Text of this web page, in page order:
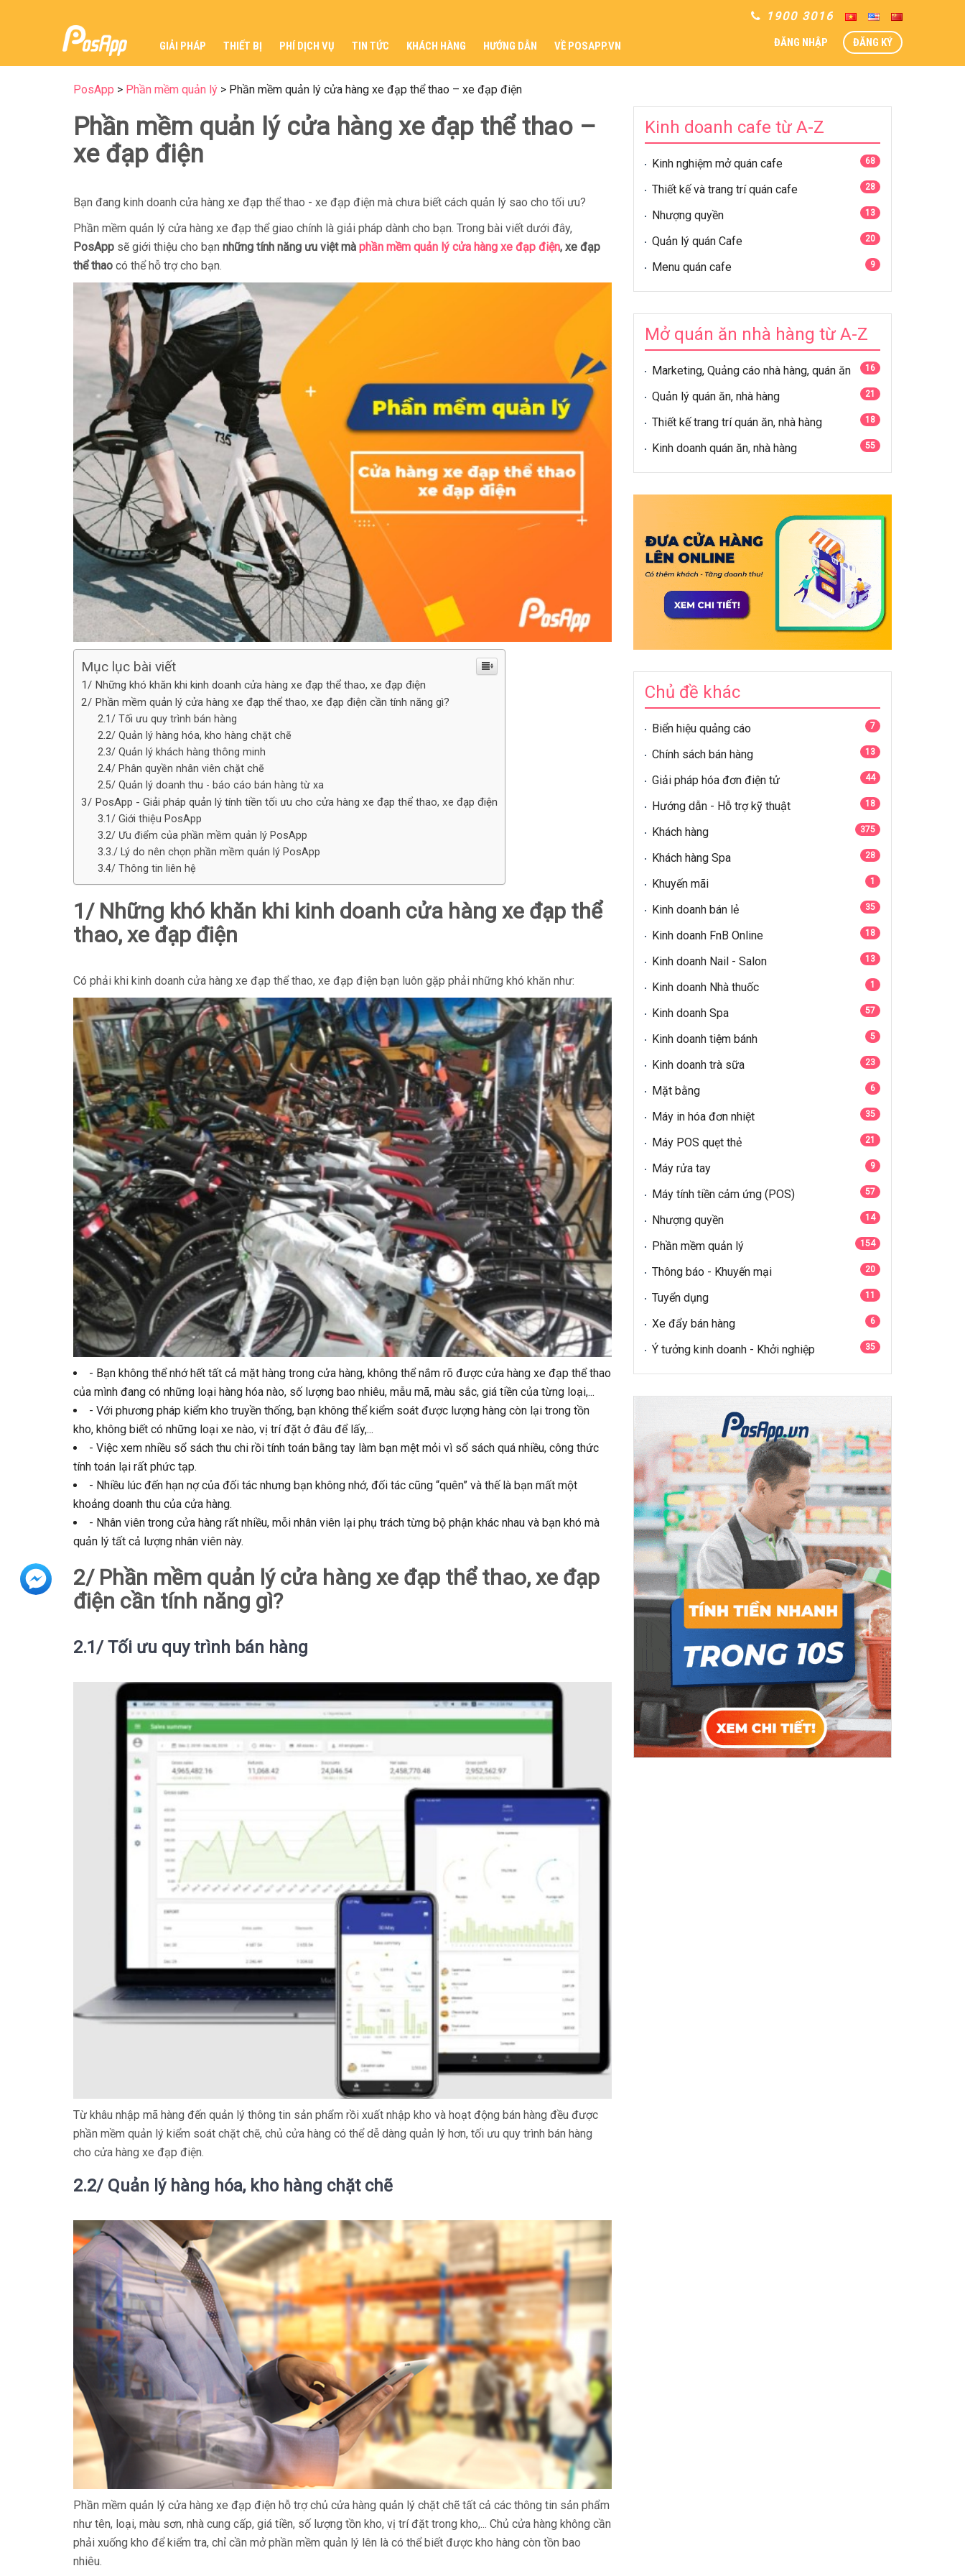
1900 3016
GIẢI PHÁP THIẾT BỊ PHÍ DỊCH VỤ TIN TỨC KHÁCH HÀNG HƯỚNG DẪN VỀ POSAPP.VN ĐĂNG NHẬP ĐĂNG KÝ
PosApp > Phần mềm quản lý > Phần mềm quản lý cửa hàng xe đạp thể thao – xe đạp điện
Phần mềm quản lý cửa hàng xe đạp thể thao –
xe đạp điện
Bạn đang kinh doanh cửa hàng xe đạp thể thao - xe đạp điện mà chưa biết cách quản lý sao cho tối ưu?
Phần mềm quản lý cửa hàng xe đạp thể giao chính là giải pháp dành cho bạn. Trong bài viết dưới đây,
PosApp sẽ giới thiệu cho bạn những tính năng ưu việt mà phần mềm quản lý cửa hàng xe đạp điện, xe đạp
thể thao có thể hỗ trợ cho bạn.
Mục lục bài viết
1/ Những khó khăn khi kinh doanh cửa hàng xe đạp thể thao, xe đạp điện
2/ Phần mềm quản lý cửa hàng xe đạp thể thao, xe đạp điện cần tính năng gì?
2.1/ Tối ưu quy trình bán hàng
2.2/ Quản lý hàng hóa, kho hàng chặt chẽ
2.3/ Quản lý khách hàng thông minh
2.4/ Phân quyền nhân viên chặt chẽ
2.5/ Quản lý doanh thu - báo cáo bán hàng từ xa
3/ PosApp - Giải pháp quản lý tính tiền tối ưu cho cửa hàng xe đạp thể thao, xe đạp điện
3.1/ Giới thiệu PosApp
3.2/ Ưu điểm của phần mềm quản lý PosApp
3.3./ Lý do nên chọn phần mềm quản lý PosApp
3.4/ Thông tin liên hệ
1/ Những khó khăn khi kinh doanh cửa hàng xe đạp thể
thao, xe đạp điện
Có phải khi kinh doanh cửa hàng xe đạp thể thao, xe đạp điện bạn luôn gặp phải những khó khăn như:
- Bạn không thể nhớ hết tất cả mặt hàng trong cửa hàng, không thể nắm rõ được cửa hàng xe đạp thể thao
của mình đang có những loại hàng hóa nào, số lượng bao nhiêu, mẫu mã, màu sắc, giá tiền của từng loại,...
- Với phương pháp kiểm kho truyền thống, bạn không thể kiểm soát được lượng hàng còn lại trong tồn
kho, không biết có những loại xe nào, vị trí đặt ở đâu để lấy,...
- Việc xem nhiều sổ sách thu chi rồi tính toán bằng tay làm bạn mệt mỏi vì sổ sách quá nhiều, công thức
tính toán lại rất phức tạp.
- Nhiều lúc đến hạn nợ của đối tác nhưng bạn không nhớ, đối tác cũng “quên” và thế là bạn mất một
khoảng doanh thu của cửa hàng.
- Nhân viên trong cửa hàng rất nhiều, mỗi nhân viên lại phụ trách từng bộ phận khác nhau và bạn khó mà
quản lý tất cả lượng nhân viên này.
2/ Phần mềm quản lý cửa hàng xe đạp thể thao, xe đạp
điện cần tính năng gì?
2.1/ Tối ưu quy trình bán hàng
Từ khâu nhập mã hàng đến quản lý thông tin sản phẩm rồi xuất nhập kho và hoạt động bán hàng đều được
phần mềm quản lý kiểm soát chặt chẽ, chủ cửa hàng có thể dễ dàng quản lý hơn, tối ưu quy trình bán hàng
cho cửa hàng xe đạp điện.
2.2/ Quản lý hàng hóa, kho hàng chặt chẽ
Phần mềm quản lý cửa hàng xe đạp điện hỗ trợ chủ cửa hàng quản lý chặt chẽ tất cả các thông tin sản phẩm
như tên, loại, màu sơn, nhà cung cấp, giá tiền, số lượng tồn kho, vị trí đặt trong kho,... Chủ cửa hàng không cần
phải xuống kho để kiểm tra, chỉ cần mở phần mềm quản lý lên là có thể biết được kho hàng còn tồn bao
nhiêu.
Kinh doanh cafe từ A-Z
Kinh nghiệm mở quán cafe 68
Thiết kế và trang trí quán cafe 28
Nhượng quyền 13
Quản lý quán Cafe 20
Menu quán cafe 9
Mở quán ăn nhà hàng từ A-Z
Marketing, Quảng cáo nhà hàng, quán ăn 16
Quản lý quán ăn, nhà hàng 21
Thiết kế trang trí quán ăn, nhà hàng 18
Kinh doanh quán ăn, nhà hàng 55
Chủ đề khác
Biển hiệu quảng cáo 7
Chính sách bán hàng 13
Giải pháp hóa đơn điện tử 44
Hướng dẫn - Hỗ trợ kỹ thuật 18
Khách hàng 375
Khách hàng Spa 28
Khuyến mãi 1
Kinh doanh bán lẻ 35
Kinh doanh FnB Online 18
Kinh doanh Nail - Salon 13
Kinh doanh Nhà thuốc 1
Kinh doanh Spa 57
Kinh doanh tiệm bánh 5
Kinh doanh trà sữa 23
Mặt bằng 6
Máy in hóa đơn nhiệt 35
Máy POS quẹt thẻ 21
Máy rửa tay 9
Máy tính tiền cảm ứng (POS) 57
Nhượng quyền 14
Phần mềm quản lý 154
Thông báo - Khuyến mại 20
Tuyển dụng 11
Xe đẩy bán hàng 6
Ý tưởng kinh doanh - Khởi nghiệp 35